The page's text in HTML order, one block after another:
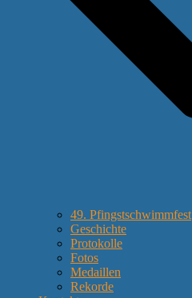
49. Pfingstschwimmfest
Geschichte
Protokolle
Fotos
Medaillen
Rekorde